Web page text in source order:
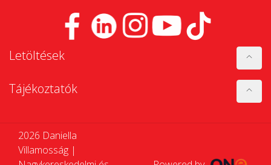
Letöltések
Tájékoztatók
2026 Daniella
Villamosság |